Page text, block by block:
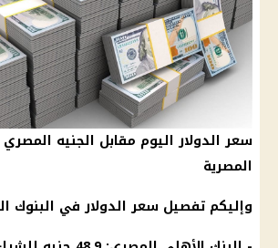
سعر الدولار اليوم مقابل الجنيه
المصرية
وإليكم تفصيل سعر الدولار في البنوك